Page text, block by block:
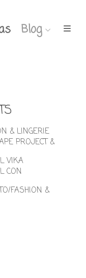
Blog
& LINGERIE
PROJECT &
VIKA
CON
FASHION &